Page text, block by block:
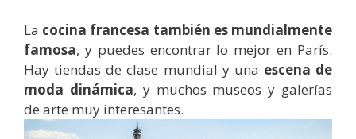
La cocina francesa también es mundialmente
famosa, y puedes encontrar lo mejor en París.
Hay tiendas de clase mundial y una escena de
moda dinámica, y muchos museos y galerías
de arte muy interesantes.